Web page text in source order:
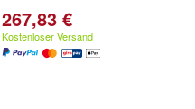
267,83 €
Kostenloser Versand